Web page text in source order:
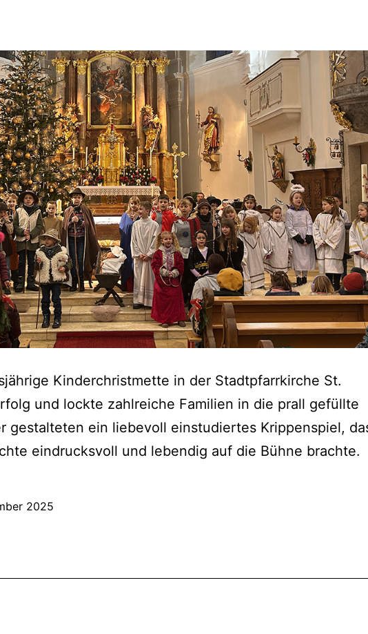
Kinderchristmette in der Stadtpfarrkirche St.
und lockte zahlreiche Familien in die prall gefüllte
gestalteten ein liebevoll einstudiertes Krippenspiel,
eindrucksvoll und lebendig auf die Bühne brachte.
2025